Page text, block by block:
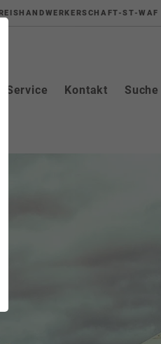
ST-WAF
Service Kontakt Suche